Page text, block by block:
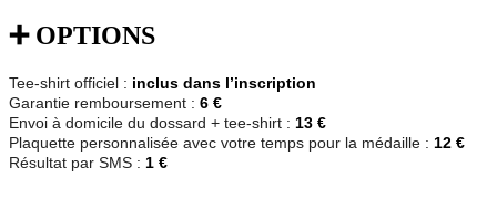
➕ OPTIONS
Tee-shirt officiel : inclus dans l’inscription
Garantie remboursement : 6 €
Envoi à domicile du dossard + tee-shirt : 13 €
Plaquette personnalisée avec votre temps pour la médaille : 12 €
Résultat par SMS : 1 €